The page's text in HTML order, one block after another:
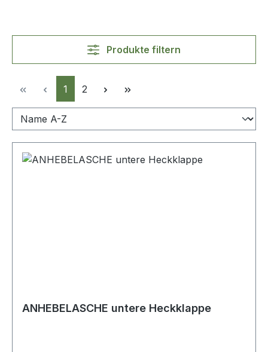
Produkte filtern
Seite
1 Seite
2
ANHEBELASCHE untere Heckklappe